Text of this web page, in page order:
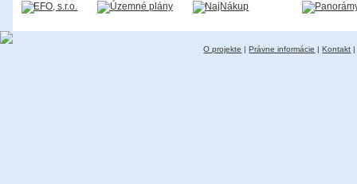
O projekte |Právne informácie |Kontakt